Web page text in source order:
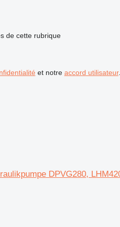
de cette rubrique
et notre accord utilisateur.
DPVG280,